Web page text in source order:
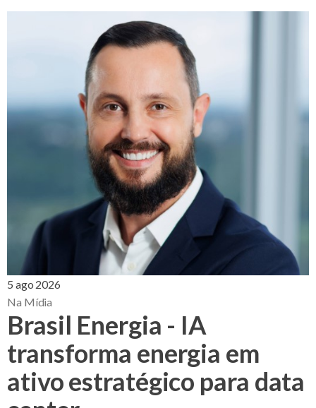
5 ago 2026
Na Mídia
Brasil Energia - IA
transforma energia em
ativo estratégico para data